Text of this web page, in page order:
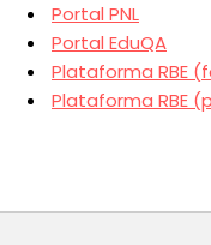
Portal PNL
Portal EduQA
Plataforma RBE
Plataforma RBE